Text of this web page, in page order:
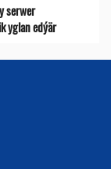
serwer
yglan edýär